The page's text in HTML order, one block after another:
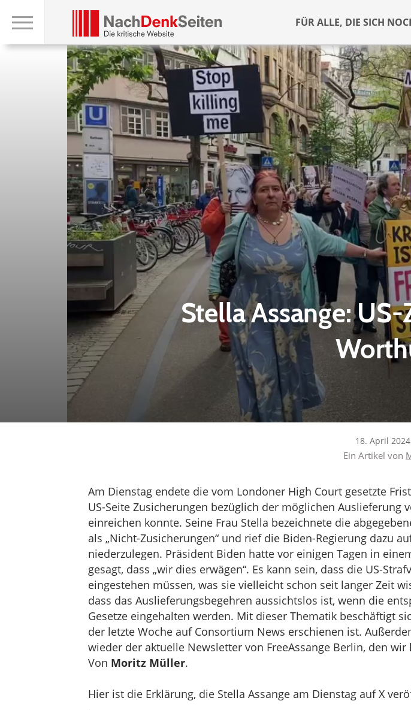
FÜR ALLE, DIE SICH
Stella Assange:
18. April
Ein Artikel von
Am Dienstag endete die vom Londoner High Court gesetzte
US-Seite Zusicherungen bezüglich der möglichen Auslieferung
einreichen konnte. Seine Frau Stella bezeichnete die
als „Nicht-Zusicherungen“ und rief die Biden-Regierung dazu
niederzulegen. Präsident Biden hatte vor einigen Tagen in
gesagt, dass „wir dies erwägen“. Es kann sein, dass die US-
eingestehen müssen, was sie vielleicht schon seit langer Zeit
dass das Auslieferungsbegehren aussichtslos ist, wenn die
Gesetze eingehalten werden. Mit dieser Thematik beschäftigt
der letzte Woche auf Consortium News erschienen ist.
wieder der aktuelle Newsletter von FreeAssange Berlin, den
Von Moritz Müller.
Hier ist die Erklärung, die Stella Assange am Dienstag auf X